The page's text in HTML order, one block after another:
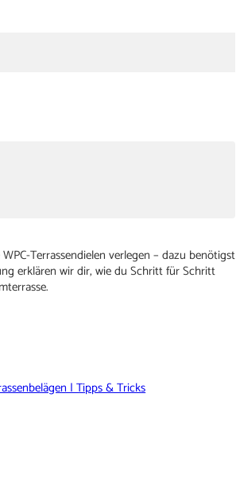
Terrassendielen verlegen – dazu benötigst
erklären wir dir, wie du Schritt für Schritt
| Tipps & Tricks